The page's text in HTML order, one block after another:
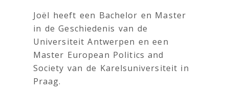
Joël heeft een Bachelor en Master
in de Geschiedenis van de
Universiteit Antwerpen en een
Master European Politics and
Society van de Karelsuniversiteit in
Praag.